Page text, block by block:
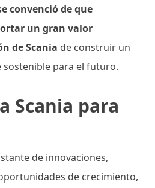
convenció de que
un gran valor
de Scania de construir un
para el futuro.
Scania para
de innovaciones,
de crecimiento,